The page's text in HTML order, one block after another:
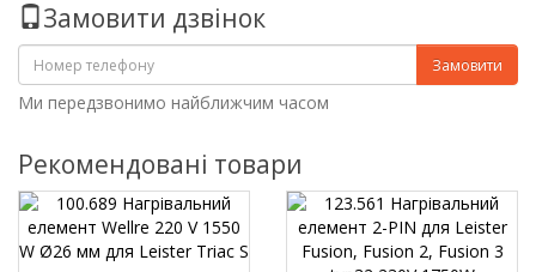
Замовити дзвінок
Замовити
Ми передзвонимо найближчим часом
Рекомендовані товари